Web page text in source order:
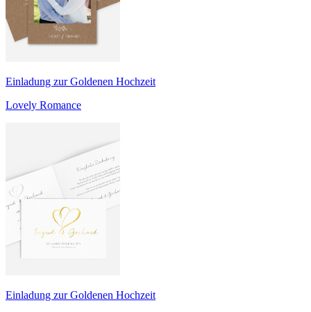
Einladung zur Goldenen Hochzeit
Lovely Romance
Einladung zur Goldenen Hochzeit